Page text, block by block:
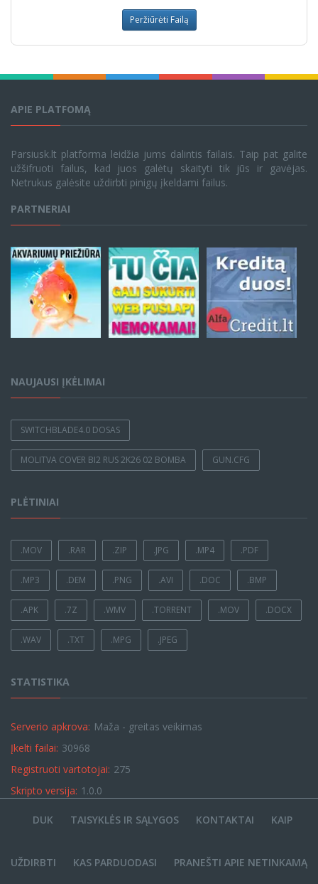
Peržiūrėti Failą
APIE PLATFOMĄ
Parsiusk.lt platforma leidžia jums dalintis failais. Taip pat galite
užšifruoti failus, kad juos galėtų skaityti tik jūs ir gavėjas.
Netrukus galėsite uždirbti pinigų įkeldami failus.
PARTNERIAI
NAUJAUSI ĮKĖLIMAI
SWITCHBLADE4.0 DOSAS
MOLITVA COVER BI2 RUS 2K26 02 BOMBA GUN.CFG
PLĖTINIAI
.MOV .RAR .ZIP .JPG .MP4 .PDF
.MP3 .DEM .PNG .AVI .DOC .BMP
.APK .7Z .WMV .TORRENT .MOV .DOCX
.WAV .TXT .MPG .JPEG
STATISTIKA
Serverio apkrova: Maža - greitas veikimas
Įkelti failai: 30968
Registruoti vartotojai: 275
Skripto versija: 1.0.0
DUK TAISYKLĖS IR SĄLYGOS KONTAKTAI KAIP
UŽDIRBTI KAS PARDUODASI PRANEŠTI APIE NETINKAMĄ